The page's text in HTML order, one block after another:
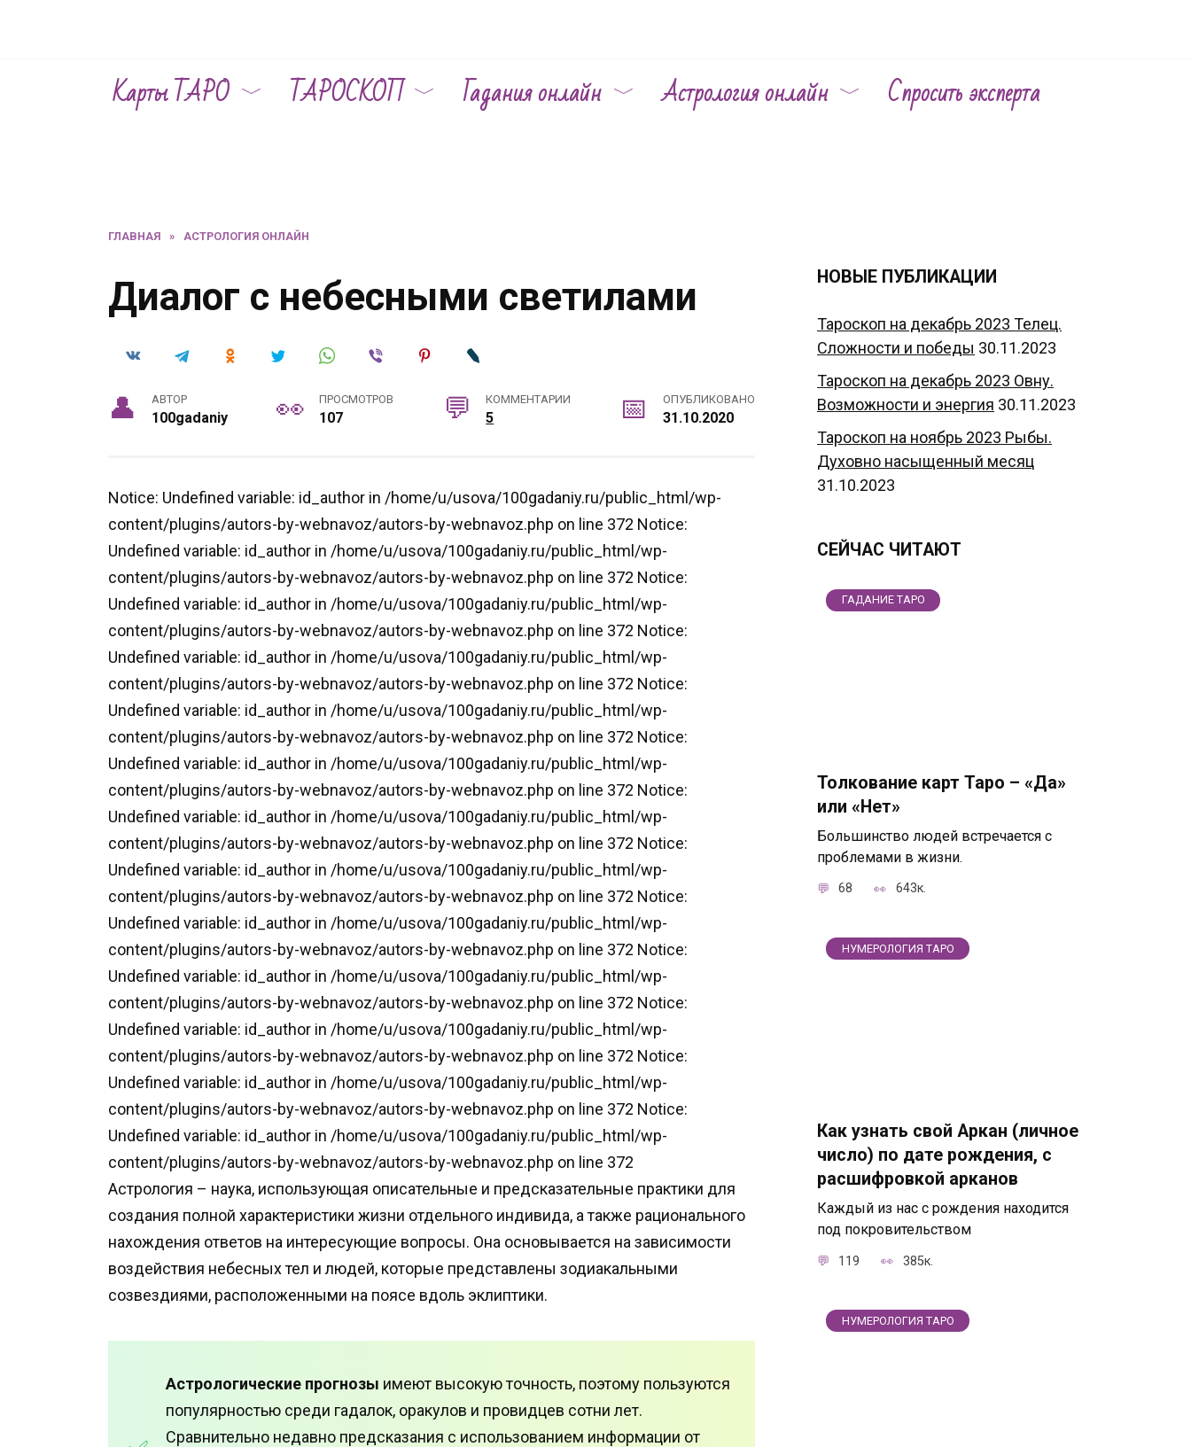
Карты ТАРО ТАРОСКОП Гадания онлайн Астрология онлайн Спросить эксперта
ГЛАВНАЯ » АСТРОЛОГИЯ ОНЛАЙН
Диалог с небесными светилами
АВТОР
100gadaniy
ПРОСМОТРОВ
107
КОММЕНТАРИИ
5
ОПУБЛИКОВАНО
31.10.2020
Notice: Undefined variable: id_author in /home/u/usova/100gadaniy.ru/public_html/wp-
content/plugins/autors-by-webnavoz/autors-by-webnavoz.php on line 372 Notice:
Undefined variable: id_author in /home/u/usova/100gadaniy.ru/public_html/wp-
content/plugins/autors-by-webnavoz/autors-by-webnavoz.php on line 372 Notice:
Undefined variable: id_author in /home/u/usova/100gadaniy.ru/public_html/wp-
content/plugins/autors-by-webnavoz/autors-by-webnavoz.php on line 372 Notice:
Undefined variable: id_author in /home/u/usova/100gadaniy.ru/public_html/wp-
content/plugins/autors-by-webnavoz/autors-by-webnavoz.php on line 372 Notice:
Undefined variable: id_author in /home/u/usova/100gadaniy.ru/public_html/wp-
content/plugins/autors-by-webnavoz/autors-by-webnavoz.php on line 372 Notice:
Undefined variable: id_author in /home/u/usova/100gadaniy.ru/public_html/wp-
content/plugins/autors-by-webnavoz/autors-by-webnavoz.php on line 372 Notice:
Undefined variable: id_author in /home/u/usova/100gadaniy.ru/public_html/wp-
content/plugins/autors-by-webnavoz/autors-by-webnavoz.php on line 372 Notice:
Undefined variable: id_author in /home/u/usova/100gadaniy.ru/public_html/wp-
content/plugins/autors-by-webnavoz/autors-by-webnavoz.php on line 372 Notice:
Undefined variable: id_author in /home/u/usova/100gadaniy.ru/public_html/wp-
content/plugins/autors-by-webnavoz/autors-by-webnavoz.php on line 372 Notice:
Undefined variable: id_author in /home/u/usova/100gadaniy.ru/public_html/wp-
content/plugins/autors-by-webnavoz/autors-by-webnavoz.php on line 372 Notice:
Undefined variable: id_author in /home/u/usova/100gadaniy.ru/public_html/wp-
content/plugins/autors-by-webnavoz/autors-by-webnavoz.php on line 372 Notice:
Undefined variable: id_author in /home/u/usova/100gadaniy.ru/public_html/wp-
content/plugins/autors-by-webnavoz/autors-by-webnavoz.php on line 372 Notice:
Undefined variable: id_author in /home/u/usova/100gadaniy.ru/public_html/wp-
content/plugins/autors-by-webnavoz/autors-by-webnavoz.php on line 372
Астрология – наука, использующая описательные и предсказательные практики для
создания полной характеристики жизни отдельного индивида, а также рационального
нахождения ответов на интересующие вопросы. Она основывается на зависимости
воздействия небесных тел и людей, которые представлены зодиакальными
созвездиями, расположенными на поясе вдоль эклиптики.
Астрологические прогнозы имеют высокую точность, поэтому пользуются
популярностью среди гадалок, оракулов и провидцев сотни лет.
Сравнительно недавно предсказания с использованием информации от
НОВЫЕ ПУБЛИКАЦИИ
Тароскоп на декабрь 2023 Телец.
Сложности и победы 30.11.2023
Тароскоп на декабрь 2023 Овну.
Возможности и энергия 30.11.2023
Тароскоп на ноябрь 2023 Рыбы.
Духовно насыщенный месяц
31.10.2023
СЕЙЧАС ЧИТАЮТ
ГАДАНИЕ ТАРО
Толкование карт Таро – «Да»
или «Нет»
Большинство людей встречается с
проблемами в жизни.
68 643к.
НУМЕРОЛОГИЯ ТАРО
Как узнать свой Аркан (личное
число) по дате рождения, с
расшифровкой арканов
Каждый из нас с рождения находится
под покровительством
119 385к.
НУМЕРОЛОГИЯ ТАРО